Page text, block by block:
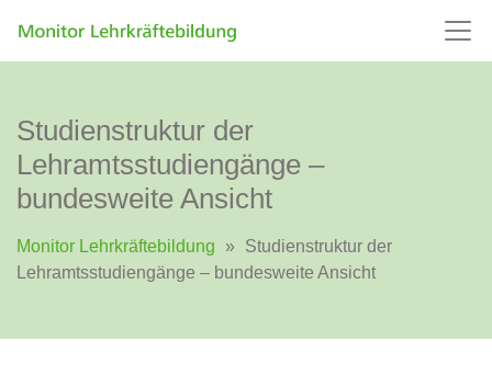
Studienstruktur der
Lehramtsstudiengänge –
bundesweite Ansicht
Monitor Lehrkräftebildung »
Studienstruktur der
Lehramtsstudiengänge – bundesweite Ansicht